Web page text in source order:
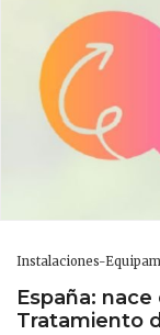
Instalaciones-
España:
Tratamiento